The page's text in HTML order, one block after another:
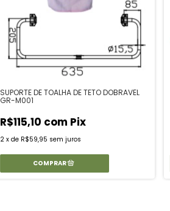
SUPORTE DE TOALHA DE TETO DOBRAVEL
GR-M001
R$115,10 com Pix
2 x de R$59,95 sem juros